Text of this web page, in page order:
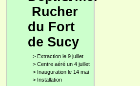
Rucher
du Fort
de Sucy
> Extraction le 9 juillet
> Centre aéré un 4 juillet
> Inauguration le 14 mai
> Installation